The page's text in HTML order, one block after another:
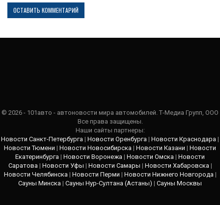
© 2026 - 101авто - автоновости мира автомобилей. Т-Медиа Групп, ООО
Все права защищены.
Наши сайты партнеры:
Новости Санкт-Петербурга | Новости Оренбурга | Новости Краснодара |
Новости Тюмени | Новости Новосибирска | Новости Казани | Новости
Екатеринбурга | Новости Воронежа | Новости Омска | Новости
Саратова | Новости Уфы | Новости Самары | Новости Хабаровска |
Новости Челябинска | Новости Перми | Новости Нижнего Новгорода |
Сауны Минска | Сауны Нур-Султана (Астаны) | Сауны Москвы